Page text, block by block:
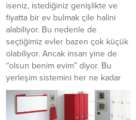
iseniz, istediğiniz genişlikte ve
fiyatta bir ev bulmak çile halini
alabiliyor. Bu nedenle de
seçtiğimiz evler bazen çok küçük
olabiliyor. Ancak insan yine de
“olsun benim evim” diyor. Bu
yerleşim sistemini her ne kadar
rahatsız edici ve yanlış bulsak da,
artan popülasyon sonucu yine
de...